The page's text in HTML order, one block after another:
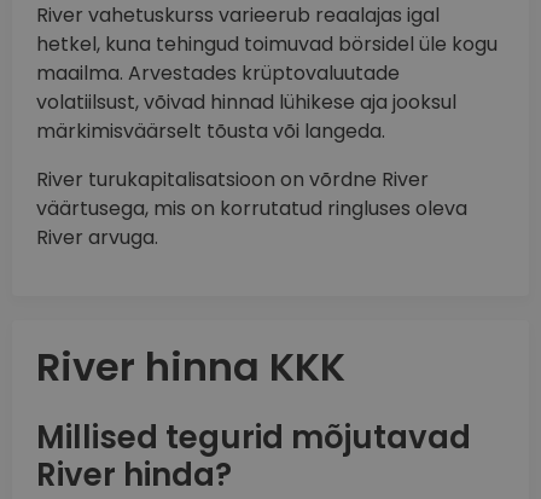
River vahetuskurss varieerub reaalajas igal
hetkel, kuna tehingud toimuvad börsidel üle kogu
maailma. Arvestades krüptovaluutade
volatiilsust, võivad hinnad lühikese aja jooksul
märkimisväärselt tõusta või langeda.
River turukapitalisatsioon on võrdne River
väärtusega, mis on korrutatud ringluses oleva
River arvuga.
River hinna KKK
Millised tegurid mõjutavad
River hinda?